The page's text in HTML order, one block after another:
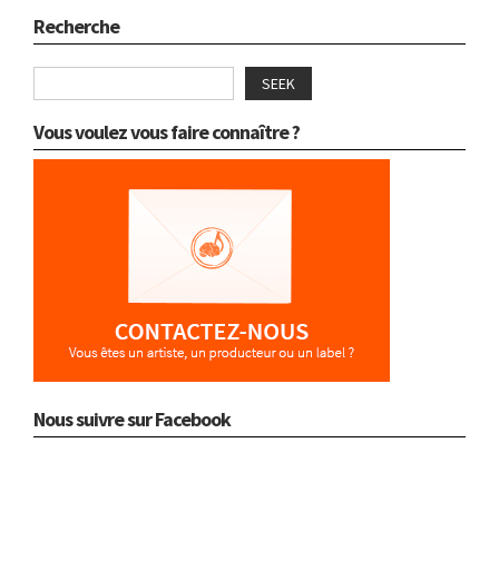
Recherche
SEEK
Vous voulez vous faire connaître ?
Nous suivre sur Facebook